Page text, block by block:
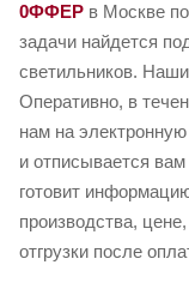
0ФФЕР в Москве
задачи найдется
светильников.
Оперативно, в
нам на
и отписывается
готовит
производства,
отгрузки после